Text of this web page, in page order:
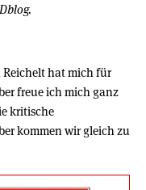
Reichelt hat mich für
freue ich mich ganz
kritische
kommen wir gleich zu